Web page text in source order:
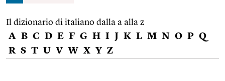
Il dizionario di italiano dalla a alla z
A B C D E F G H I J K L M N O P Q
R S T U V W X Y Z